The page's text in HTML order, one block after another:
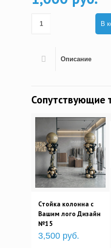
В
Описание
Сопутствующие
Стойка колонна с
Вашим лого Дизайн
№15
3,500 руб.